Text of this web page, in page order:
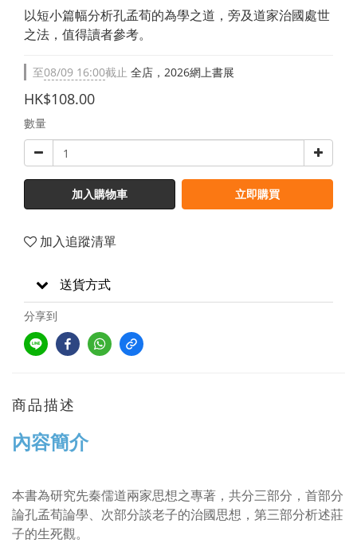
以短小篇幅分析孔孟荀的為學之道，旁及道家治國處世
之法，值得讀者參考。
至08/09 16:00截止 全店，2026網上書展
HK$108.00
數量
加入購物車 立即購買
加入追蹤清單
送貨方式
分享到
商品描述
內容簡介
本書為研究先秦儒道兩家思想之專著，共分三部分，首部分
論孔孟荀論學、次部分談老子的治國思想，第三部分析述莊
子的生死觀。